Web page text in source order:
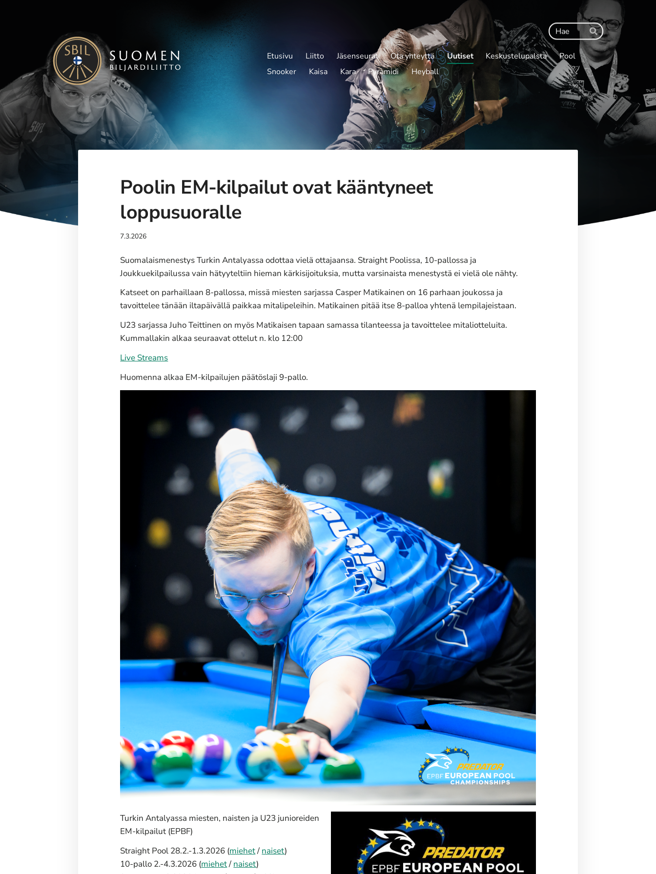
Haku
Hae
Suomen Biljardiliitto ry
Etusivu Liitto Jäsenseurat Ota yhteyttä Uutiset Keskustelupalsta
Pool
Snooker
Kaisa Kara Pyramidi Heyball
Poolin EM-kilpailut ovat kääntyneet
loppusuoralle
7.3.2026
Suomalaismenestys Turkin Antalyassa odottaa vielä ottajaansa. Straight Poolissa, 10-pallossa ja
Joukkuekilpailussa vain hätyyteltiin hieman kärkisijoituksia, mutta varsinaista menestystä ei vielä ole nähty.
Katseet on parhaillaan 8-pallossa, missä miesten sarjassa Casper Matikainen on 16 parhaan joukossa ja
tavoittelee tänään iltapäivällä paikkaa mitalipeleihin. Matikainen pitää itse 8-palloa yhtenä lempilajeistaan.
U23 sarjassa Juho Teittinen on myös Matikaisen tapaan samassa tilanteessa ja tavoittelee mitaliotteluita.
Kummallakin alkaa seuraavat ottelut n. klo 12:00
Live Streams
Huomenna alkaa EM-kilpailujen päätöslaji 9-pallo.
Turkin Antalyassa miesten, naisten ja U23 junioreiden
EM-kilpailut (EPBF)
Straight Pool 28.2.-1.3.2026 (miehet/ naiset)
10-pallo 2.-4.3.2026 (miehet/ naiset)